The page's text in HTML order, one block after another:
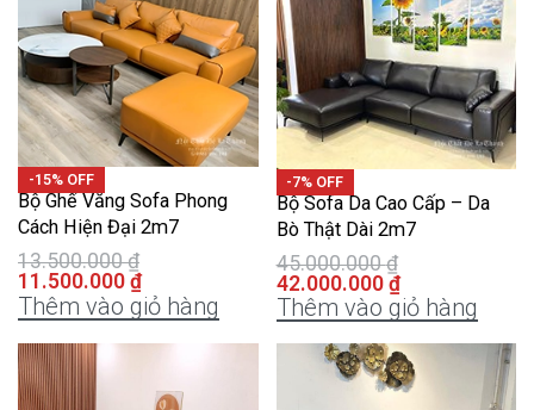
-15% OFF
Bộ Ghế Văng Sofa Phong
Cách Hiện Đại 2m7
13.500.000₫
11.500.000 ₫
Thêm vào giỏ hàng
-7% OFF
Bộ Sofa Da Cao Cấp – Da
Bò Thật Dài 2m7
45.000.000₫
42.000.000 ₫
Thêm vào giỏ hàng